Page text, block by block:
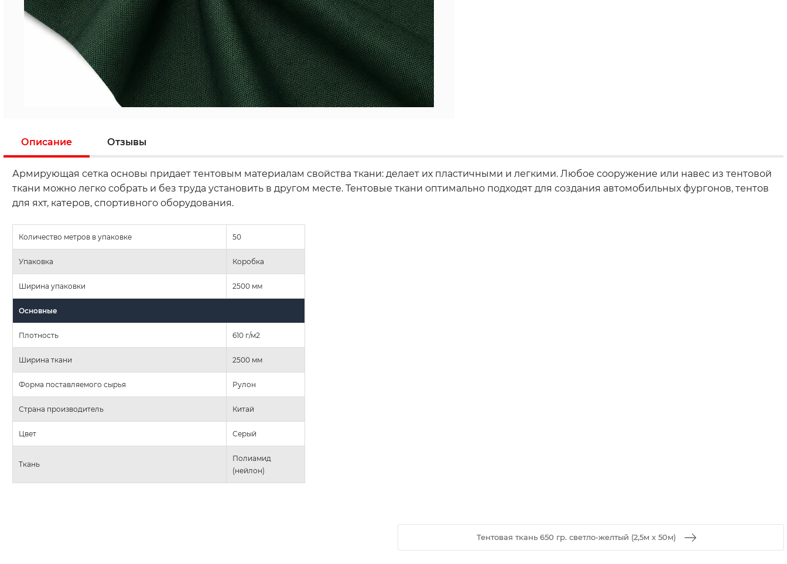
Описание Отзывы
Армирующая сетка основы придает тентовым материалам свойства ткани: делает их пластичными и легкими. Любое сооружение или навес из тентовой
ткани можно легко собрать и без труда установить в другом месте. Тентовые ткани оптимально подходят для создания автомобильных фургонов, тентов
для яхт, катеров, спортивного оборудования.
Количество метров в упаковке 50
Упаковка Коробка
Ширина упаковки 2500 мм
Основные
Плотность 610 г/м2
Ширина ткани 2500 мм
Форма поставляемого сырья Рулон
Страна производитель Китай
Цвет Серый
Ткань
Полиамид
(нейлон)
Тентовая ткань 650 гр. светло-желтый (2,5м х 50м)